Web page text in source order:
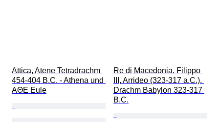
Attica, Atene Tetradrachm
454-404 B.C. - Athena und
AΘE Eule
Re di Macedonia. Filippo
III, Arrideo (323-317 a.C.).
Drachm Babylon 323-317
B.C.